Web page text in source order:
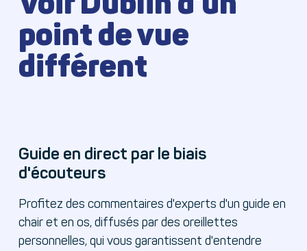
point de vue
différent
Guide en direct par le biais
d'écouteurs
Profitez des commentaires d'experts d'un guide en
chair et en os, diffusés par des oreillettes
personnelles, qui vous garantissent d'entendre